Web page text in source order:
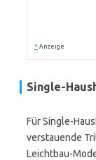
* Anzeige
Single-
Für Single-
verstauende
Leichtbau-